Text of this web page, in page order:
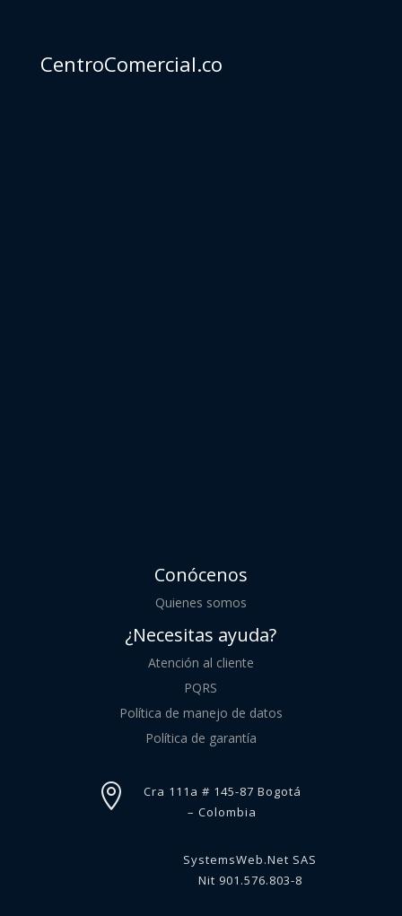
CentroComercial.co
Conócenos
Quienes somos
¿Necesitas ayuda?
Atención al cliente
PQRS
Política de manejo de datos
Política de garantía

Cra 111a # 145-87 Bogotá
– Colombia
SystemsWeb.Net SAS
Nit 901.576.803-8